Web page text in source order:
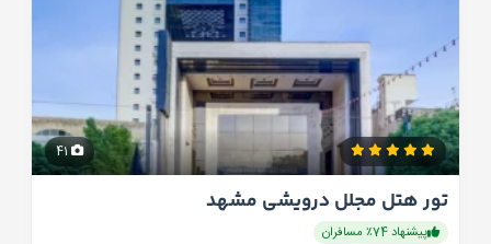
41
تور هتل مجلل درویشی مشهد
پیشنهاد 74٪ مسافران